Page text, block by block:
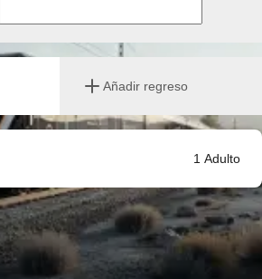
Añadir regreso
1 Adulto